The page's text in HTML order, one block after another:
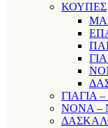
ΚΟΥΠΕΣ
ΓΙΑΓΙΑ
ΝΟΝΑ –